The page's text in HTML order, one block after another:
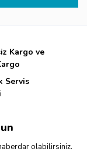
Kargo ve
Servis
olabilirsiniz.